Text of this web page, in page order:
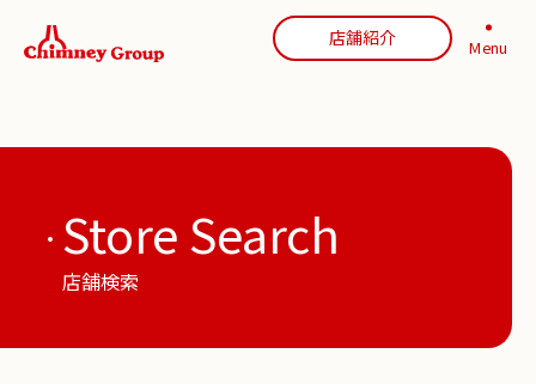
店舗紹介 Menu
Store Search
店舗検索